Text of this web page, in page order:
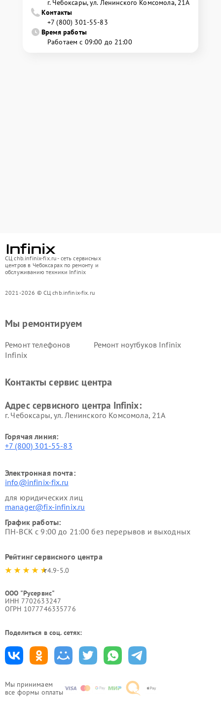
г. Чебоксары, ул. Ленинского Комсомола, 21А
Контакты
+7 (800) 301-55-83
Время работы
Работаем с 09:00 до 21:00
СЦ chb.infinix-fix.ru - сеть сервисных
центров в Чебоксарах по ремонту и
обслуживанию техники Infinix
2021-2026 © СЦ chb.infinix-fix.ru
Мы принимаем
все формы оплаты
Мы ремонтируем
Ремонт телефонов
Infinix
Ремонт ноутбуков Infinix
Контакты сервис центра
Адрес сервисного центра Infinix:
г. Чебоксары, ул. Ленинского Комсомола, 21А
Горячая линия:
+7 (800) 301-55-83
Электронная почта:
info@infinix-fix.ru
для юридических лиц
manager@fix-infinix.ru
График работы:
ПН-ВСК с 9:00 до 21:00 без перерывов и выходных
Рейтинг сервисного центра
4.9-5.0
ООО "Русервис"
ИНН 7702633247
ОГРН 1077746335776
Поделиться в соц. сетях: